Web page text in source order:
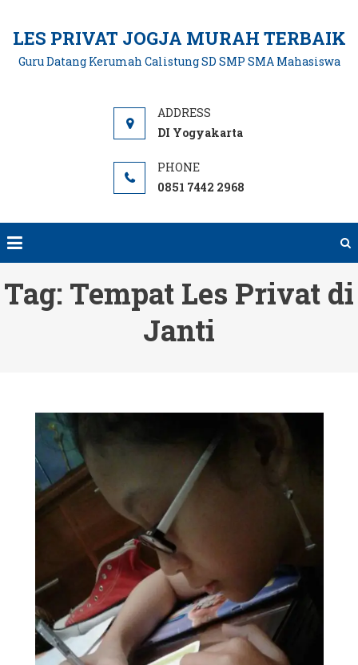
content
LES PRIVAT JOGJA MURAH TERBAIK
Guru Datang Kerumah Calistung SD SMP SMA Mahasiswa
DI Yogyakarta
0851 7442 2968
Tag: Tempat Les Privat di
Janti